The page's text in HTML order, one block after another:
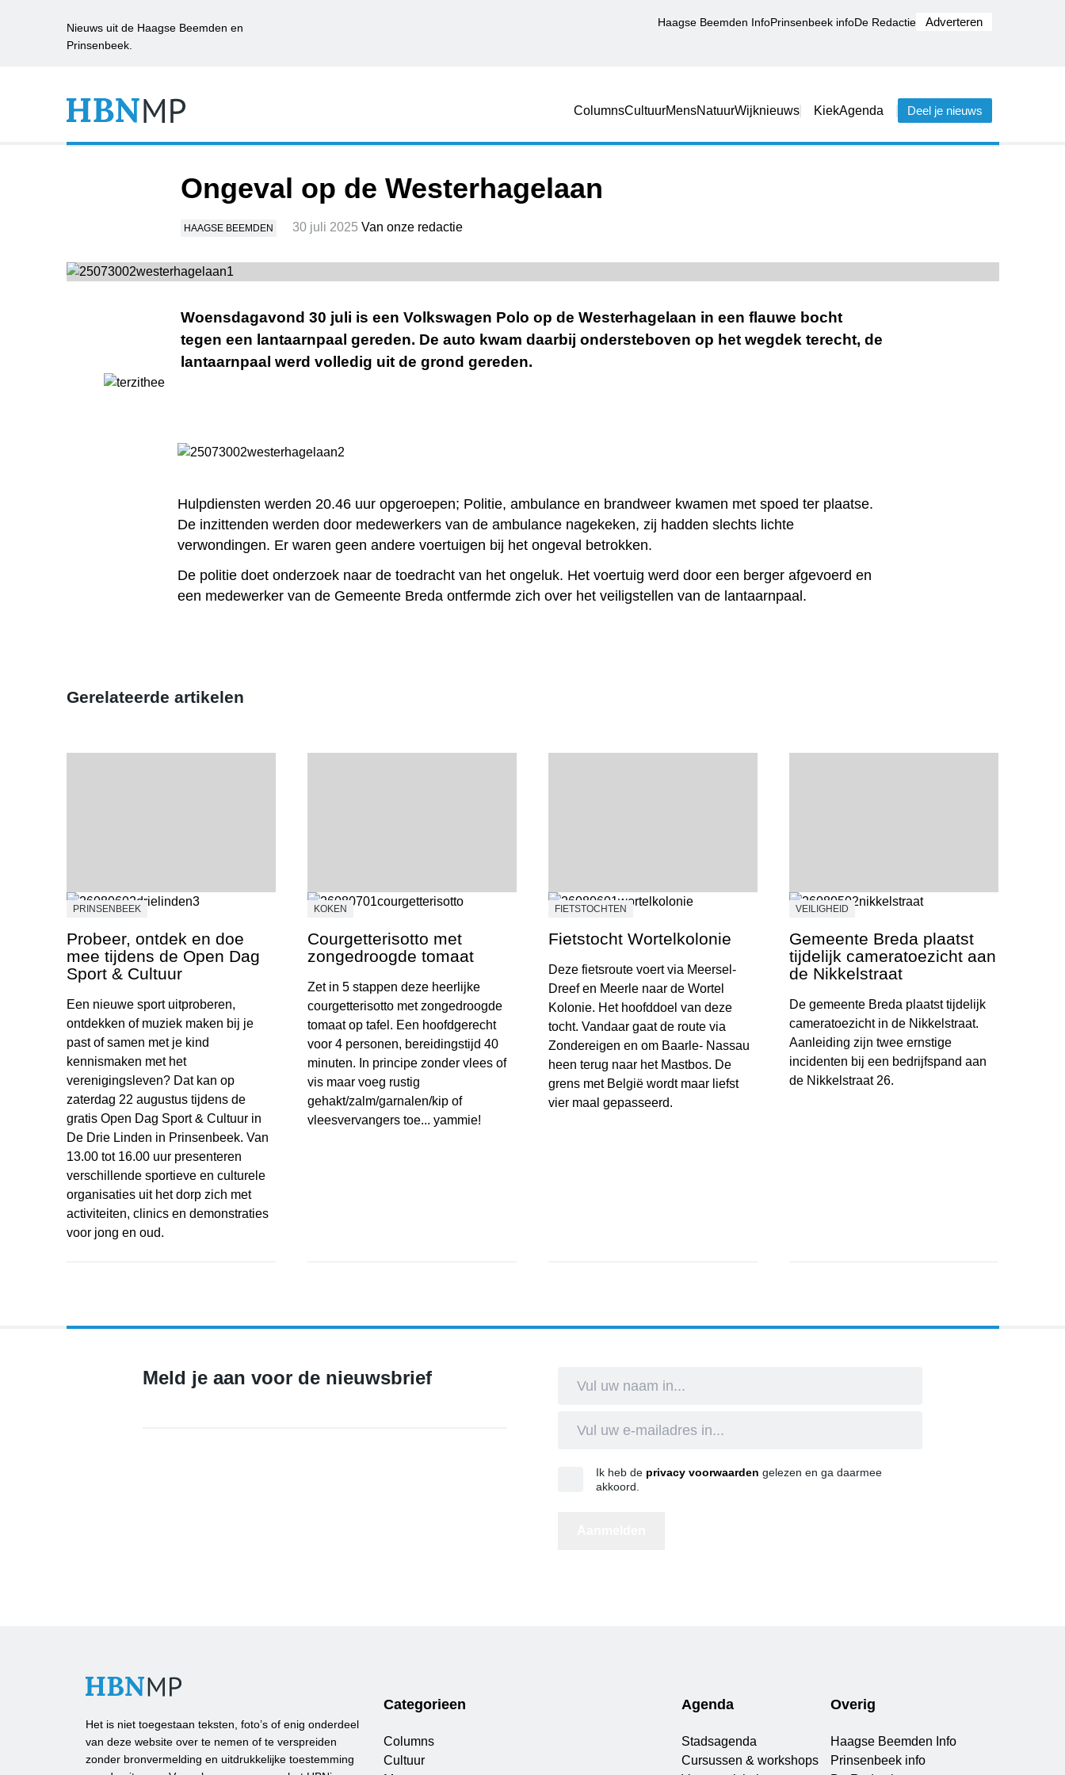
Nieuws uit de Haagse Beemden en
Prinsenbeek.
Haagse Beemden InfoPrinsenbeek infoDe Redactie Adverteren
ColumnsCultuurMensNatuurWijknieuws KiekAgenda Deel je nieuws
Ongeval op de Westerhagelaan
HAAGSE BEEMDEN 30 juli 2025 Van onze redactie
Woensdagavond 30 juli is een Volkswagen Polo op de Westerhagelaan in een flauwe bocht
tegen een lantaarnpaal gereden. De auto kwam daarbij ondersteboven op het wegdek terecht, de
lantaarnpaal werd volledig uit de grond gereden.
Hulpdiensten werden 20.46 uur opgeroepen; Politie, ambulance en brandweer kwamen met spoed ter plaatse.
De inzittenden werden door medewerkers van de ambulance nagekeken, zij hadden slechts lichte
verwondingen. Er waren geen andere voertuigen bij het ongeval betrokken.
De politie doet onderzoek naar de toedracht van het ongeluk. Het voertuig werd door een berger afgevoerd en
een medewerker van de Gemeente Breda ontfermde zich over het veiligstellen van de lantaarnpaal.
Gerelateerde artikelen
PRINSENBEEK
Probeer, ontdek en doe
mee tijdens de Open Dag
Sport & Cultuur
Een nieuwe sport uitproberen,
ontdekken of muziek maken bij je
past of samen met je kind
kennismaken met het
verenigingsleven? Dat kan op
zaterdag 22 augustus tijdens de
gratis Open Dag Sport & Cultuur in
De Drie Linden in Prinsenbeek. Van
13.00 tot 16.00 uur presenteren
verschillende sportieve en culturele
organisaties uit het dorp zich met
activiteiten, clinics en demonstraties
voor jong en oud.
KOKEN
Courgetterisotto met
zongedroogde tomaat
Zet in 5 stappen deze heerlijke
courgetterisotto met zongedroogde
tomaat op tafel. Een hoofdgerecht
voor 4 personen, bereidingstijd 40
minuten. In principe zonder vlees of
vis maar voeg rustig
gehakt/zalm/garnalen/kip of
vleesvervangers toe... yammie!
FIETSTOCHTEN
Fietstocht Wortelkolonie
Deze fietsroute voert via Meersel-
Dreef en Meerle naar de Wortel
Kolonie. Het hoofddoel van deze
tocht. Vandaar gaat de route via
Zondereigen en om Baarle- Nassau
heen terug naar het Mastbos. De
grens met België wordt maar liefst
vier maal gepasseerd.
VEILIGHEID
Gemeente Breda plaatst
tijdelijk cameratoezicht aan
de Nikkelstraat
De gemeente Breda plaatst tijdelijk
cameratoezicht in de Nikkelstraat.
Aanleiding zijn twee ernstige
incidenten bij een bedrijfspand aan
de Nikkelstraat 26.
Meld je aan voor de nieuwsbrief
Ik heb de privacy voorwaarden gelezen en ga daarmee
akkoord.
Het is niet toegestaan teksten, foto’s of enig onderdeel
van deze website over te nemen of te verspreiden
zonder bronvermelding en uitdrukkelijke toestemming
Categorieen
Columns
Cultuur
Agenda
Stadsagenda
Cursussen & workshops
Overig
Haagse Beemden Info
Prinsenbeek info